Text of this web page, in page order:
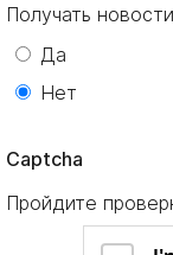
Получать
Да
Нет
Captcha
Пройдите